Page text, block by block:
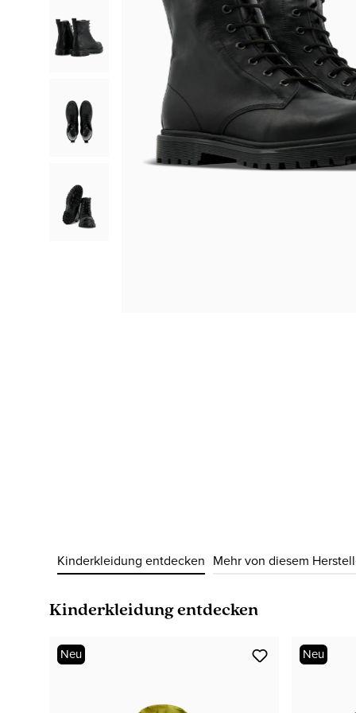
Kinderkleidung entdecken Mehr von diesem
Produktgalerie überspringen
Kinderkleidung entdecken
Neu Neu